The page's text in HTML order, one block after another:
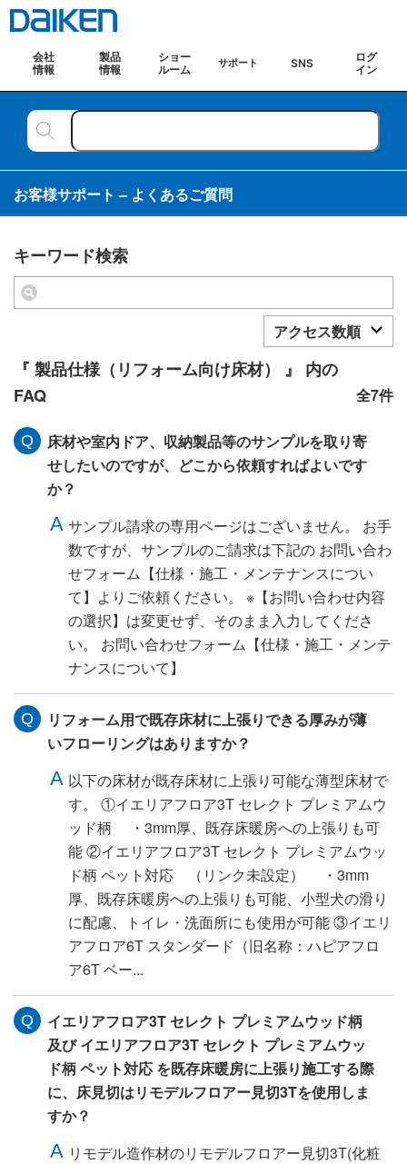
会社
情報
製品
情報
ショー
ルーム
サポート SNS
ログ
イン
お客様サポート – よくあるご質問
キーワード検索
アクセス数順
『 製品仕様（リフォーム向け床材） 』 内の
FAQ
全7件
床材や室内ドア、収納製品等のサンプルを取り寄
せしたいのですが、どこから依頼すればよいです
か？
サンプル請求の専用ページはございません。 お手
数ですが、サンプルのご請求は下記の お問い合わ
せフォーム【仕様・施工・メンテナンスについ
て】よりご依頼ください。 ※【お問い合わせ内容
の選択】は変更せず、そのまま入力してくださ
い。 お問い合わせフォーム【仕様・施工・メンテ
ナンスについて】
リフォーム用で既存床材に上張りできる厚みが薄
いフローリングはありますか？
以下の床材が既存床材に上張り可能な薄型床材で
す。 ①イエリアフロア3T セレクト プレミアムウ
ッド柄 ・3mm厚、既存床暖房への上張りも可
能 ②イエリアフロア3T セレクト プレミアムウッ
ド柄 ペット対応 （リンク未設定） ・3mm
厚、既存床暖房への上張りも可能、小型犬の滑り
に配慮、トイレ・洗面所にも使用が可能 ③イエリ
アフロア6T スタンダード（旧名称：ハピアフロ
ア6T ベー...
イエリアフロア3T セレクト プレミアムウッド柄
及び イエリアフロア3T セレクト プレミアムウッ
ド柄 ペット対応 を既存床暖房に上張り施工する際
に、床見切はリモデルフロアー見切3Tを使用しま
すか？
リモデル造作材のリモデルフロアー見切3T(化粧